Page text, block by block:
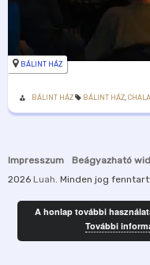
BÁLINT HÁZ
BÁLINT HÁZ BÁLINT HÁZ
Impresszum Beágyazható
2026 Luah . Minden jog
A honlap további
További